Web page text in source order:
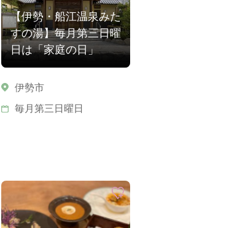
【伊勢・船江温泉みた
すの湯】毎月第三日曜
日は「家庭の日」
伊勢市
毎月第三日曜日